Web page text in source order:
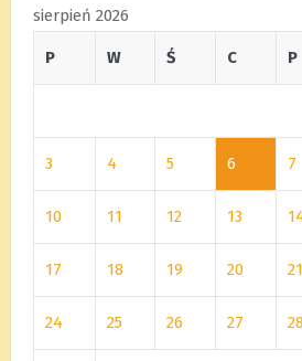
sierpień 2026
P W Ś C P
3 4 5 6 7
10 11 12 13
17 18 19 20 21
24 25 26 27 28